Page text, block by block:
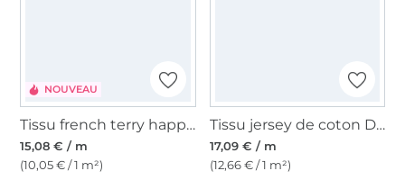
NOUVEAU
Tissu french terry happy dogs, beige
15,08 € / m
(10,05 € / 1 m²)
Tissu jersey de coton Dogs, beige
17,09 € / m
(12,66 € / 1 m²)